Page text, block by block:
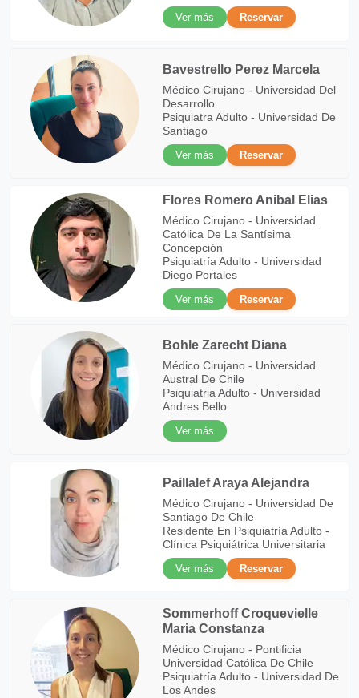
Ver más
Reservar
Bavestrello Perez Marcela
Médico Cirujano - Universidad Del
Desarrollo
Psiquiatra Adulto - Universidad De
Santiago
Ver más
Reservar
Flores Romero Anibal Elias
Médico Cirujano - Universidad
Católica De La Santísima
Concepción
Psiquiatría Adulto - Universidad
Diego Portales
Ver más
Reservar
Bohle Zarecht Diana
Médico Cirujano - Universidad
Austral De Chile
Psiquiatria Adulto - Universidad
Andres Bello
Ver más
Paillalef Araya Alejandra
Médico Cirujano - Universidad De
Santiago De Chile
Residente En Psiquiatría Adulto -
Clínica Psiquiátrica Universitaria
Ver más
Reservar
Sommerhoff Croquevielle
Maria Constanza
Médico Cirujano - Pontificia
Universidad Católica De Chile
Psiquiatría Adulto - Universidad De
Los Andes